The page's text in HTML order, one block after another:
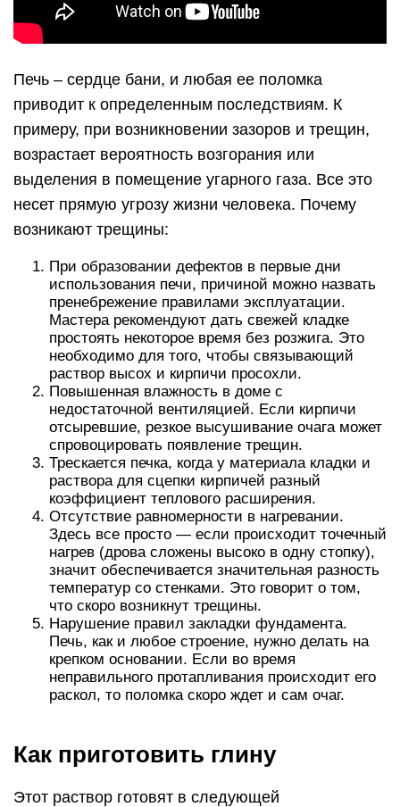
Печь – сердце бани, и любая ее поломка
приводит к определенным последствиям. К
примеру, при возникновении зазоров и трещин,
возрастает вероятность возгорания или
выделения в помещение угарного газа. Все это
несет прямую угрозу жизни человека. Почему
возникают трещины:
При образовании дефектов в первые дни
использования печи, причиной можно назвать
пренебрежение правилами эксплуатации.
Мастера рекомендуют дать свежей кладке
простоять некоторое время без розжига. Это
необходимо для того, чтобы связывающий
раствор высох и кирпичи просохли.
Повышенная влажность в доме с
недостаточной вентиляцией. Если кирпичи
отсыревшие, резкое высушивание очага может
спровоцировать появление трещин.
Трескается печка, когда у материала кладки и
раствора для сцепки кирпичей разный
коэффициент теплового расширения.
Отсутствие равномерности в нагревании.
Здесь все просто — если происходит точечный
нагрев (дрова сложены высоко в одну стопку),
значит обеспечивается значительная разность
температур со стенками. Это говорит о том,
что скоро возникнут трещины.
Нарушение правил закладки фундамента.
Печь, как и любое строение, нужно делать на
крепком основании. Если во время
неправильного протапливания происходит его
раскол, то поломка скоро ждет и сам очаг.
Как приготовить глину
Этот раствор готовят в следующей